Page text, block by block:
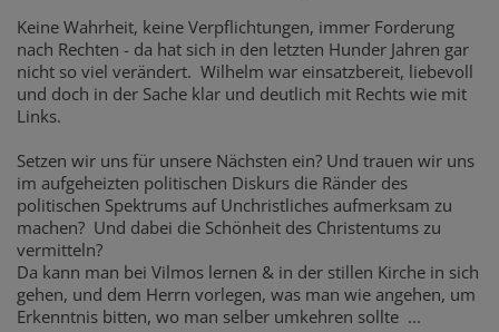
Keine Wahrheit, keine Verpflichtungen, immer Forderung
nach Rechten - da hat sich in den letzten Hunder Jahren gar
nicht so viel verändert. Wilhelm war einsatzbereit, liebevoll
und doch in der Sache klar und deutlich mit Rechts wie mit
Links.
Setzen wir uns für unsere Nächsten ein? Und trauen wir uns
im aufgeheizten politischen Diskurs die Ränder des
politischen Spektrums auf Unchristliches aufmerksam zu
machen? Und dabei die Schönheit des Christentums zu
vermitteln?
Da kann man bei Vilmos lernen & in der stillen Kirche in sich
gehen, und dem Herrn vorlegen, was man wie angehen, um
Erkenntnis bitten, wo man selber umkehren sollte ...